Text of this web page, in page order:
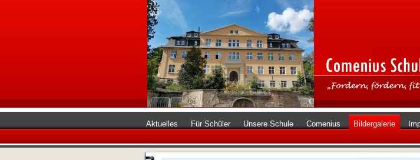
Aktuelles Für Schüler Unsere Schule Comenius Bildergalerie